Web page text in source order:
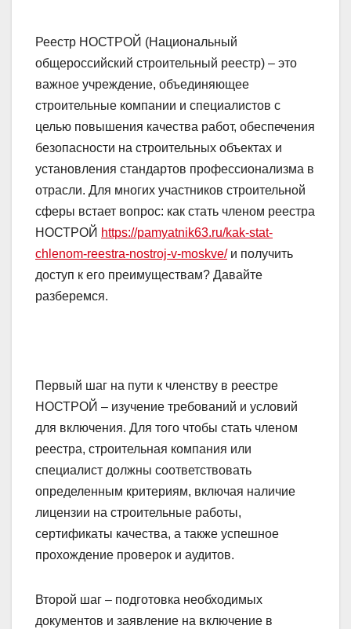
Реестр НОСТРОЙ (Национальный
общероссийский строительный реестр) – это
важное учреждение, объединяющее
строительные компании и специалистов с
целью повышения качества работ, обеспечения
безопасности на строительных объектах и
установления стандартов профессионализма в
отрасли. Для многих участников строительной
сферы встает вопрос: как стать членом реестра
НОСТРОЙ https://pamyatnik63.ru/kak-stat-
chlenom-reestra-nostroj-v-moskve/ и получить
доступ к его преимуществам? Давайте
разберемся.
Первый шаг на пути к членству в реестре
НОСТРОЙ – изучение требований и условий
для включения. Для того чтобы стать членом
реестра, строительная компания или
специалист должны соответствовать
определенным критериям, включая наличие
лицензии на строительные работы,
сертификаты качества, а также успешное
Второй шаг – подготовка необходимых